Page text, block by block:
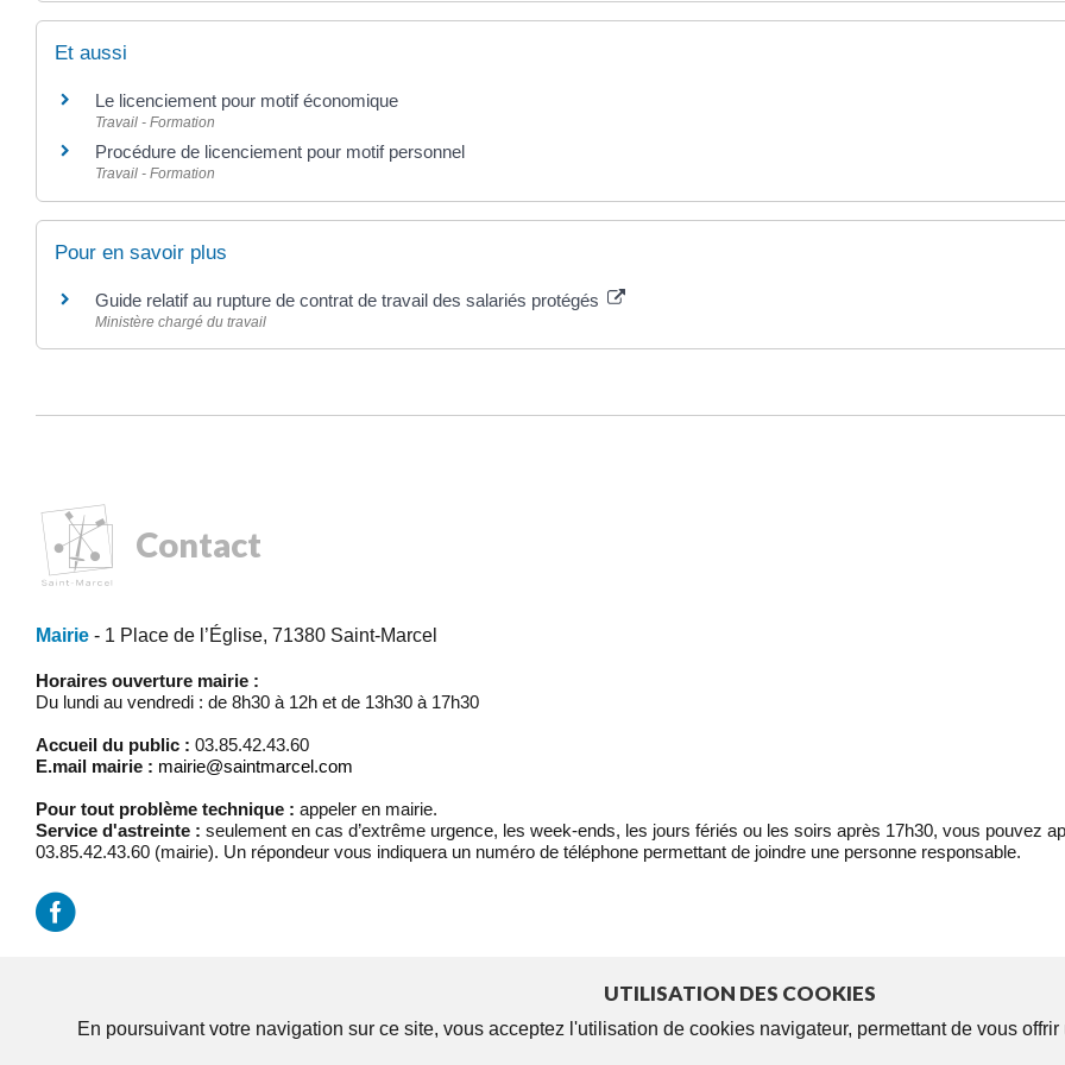
Et aussi
Le licenciement pour motif économique
Travail - Formation
Procédure de licenciement pour motif personnel
Travail - Formation
Pour en savoir plus
Guide relatif au rupture de contrat de travail des salariés protégés
Ministère chargé du travail
Contact
Mairie - 1 Place de l’Église, 71380 Saint-Marcel
Horaires ouverture mairie :
Du lundi au vendredi : de 8h30 à 12h et de 13h30 à 17h30
Accueil du public : 03.85.42.43.60
E.mail mairie : mairie@saintmarcel.com
Pour tout problème technique : appeler en mairie.
Service d'astreinte : seulement en cas d’extrême urgence, les week-ends, les jours fériés ou les soirs après 17h30, vous pouvez
03.85.42.43.60 (mairie). Un répondeur vous indiquera un numéro de téléphone permettant de joindre une personne responsable.
UTILISATION DES COOKIES
En poursuivant votre navigation sur ce site, vous acceptez l'utilisation de cookies navigateur, permettant de vous